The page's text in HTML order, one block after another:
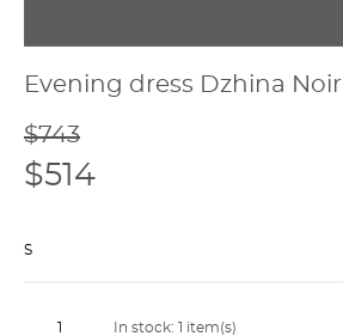
Evening dress Dzhina Noir
$743
$514
S
In stock: 1 item(s)